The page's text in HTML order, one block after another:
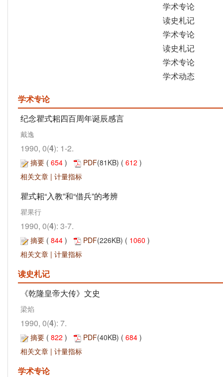
学术专论
读史札记
学术专论
读史札记
学术专论
学术动态
学术专论
纪念瞿式耜四百周年诞辰感言
戴逸
1990, 0(4): 1-2.
摘要 ( 654 ) PDF(81KB) ( 612 )
相关文章 | 计量指标
瞿式耜“入教”和“借兵”的考辨
瞿果行
1990, 0(4): 3-7.
摘要 ( 844 ) PDF(226KB) ( 1060 )
相关文章 | 计量指标
读史札记
《乾隆皇帝大传》文史
梁焰
1990, 0(4): 7.
摘要 ( 822 ) PDF(40KB) ( 684 )
相关文章 | 计量指标
学术专论